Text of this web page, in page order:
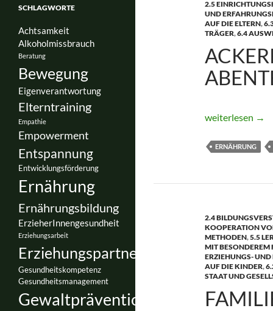
2.5
UND
AUF DIE ELTERN,
TRÄGER,6.4
AckerRacker –
weiterlesen →
ERNÄHRUNG
2.4
KOOPERATION
METHODEN,5.5
MIT BESONDEREM
ERZIEHUNGS-
AUF DIE KINDER,
STAAT UND
SCHLAGWORTE
Achtsamkeit
Alkoholmissbrauch
Beratung
Bewegung
Eigenverantwortung
Elterntraining
Empathie
Empowerment
Entspannung
Entwicklungsförderung
Ernährung
Ernährungsbildung
ErzieherInnengesundheit
Erziehungsarbeit
Erziehungspartnerschaft
Gesundheitskompetenz
Gesundheitsmanagement
Gewaltprävention